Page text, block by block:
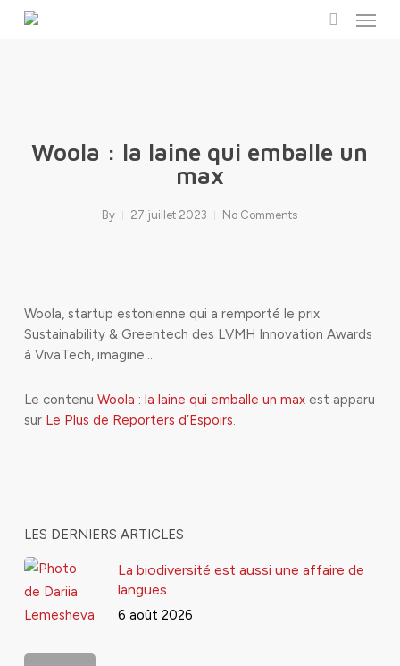
Menu
Woola : la laine qui emballe un
max
By 27 juillet 2023 No Comments
Woola, startup estonienne qui a remporté le prix
Sustainability & Greentech des LVMH Innovation Awards
à VivaTech, imagine…
Le contenu Woola : la laine qui emballe un maxest apparu
sur Le Plus de Reporters d’Espoirs.
LES DERNIERS ARTICLES
La biodiversité est aussi une affaire de
langues
6 août 2026